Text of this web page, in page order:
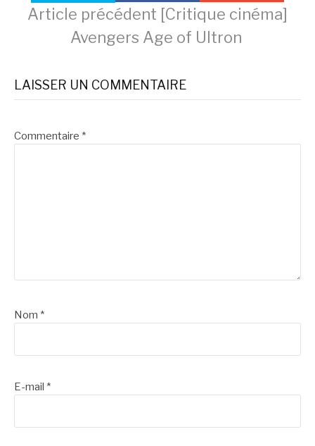
Lire
la
suite
Article précédent [Critique cinéma]
Avengers Age of Ultron
LAISSER UN COMMENTAIRE
Commentaire *
Nom *
E-mail *